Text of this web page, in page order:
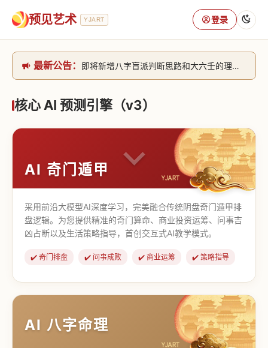
预见艺术 YJART 登录
最新公告：
即将新增八字盲派判断思路和大六壬的理气+取像判断思路。[内侧中，捐赠会员可用]2026/6/30
网站升级完成，升级全模块的算法，限时开放用户注册。2026/6/27
核心 AI 预测引擎（v3）
AI 奇门遁甲
采用前沿大模型AI深度学习，完美融合传统阴盘奇门遁甲排
盘逻辑。为您提供精准的奇门算命、商业投资运筹、问事吉
凶占断以及生活策略指导，首创交互式AI教学模式。
✔️ 奇门排盘 ✔️ 问事成败 ✔️ 商业运筹 ✔️ 策略指导
【道家奇门】 【传统奇门】
AI 八字命理